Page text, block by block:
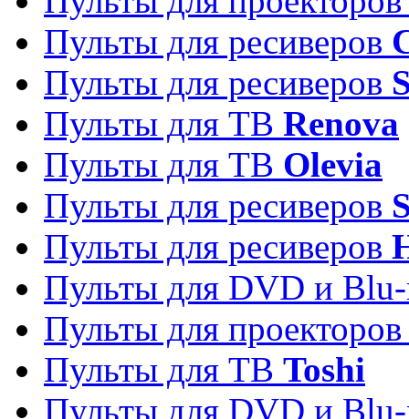
Пульты для ресиверов
Пульты для ресиверов
Пульты для ТВ Renova
Пульты для ТВ Olevia
Пульты для ресиверов
Пульты для ресиверов
Пульты для DVD и
Пульты для
Пульты для ТВ Toshi
Пульты для DVD и